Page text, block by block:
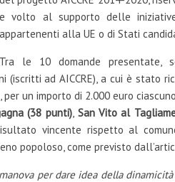
e volto al supporto delle
appartenenti alla UE o di Stati
Tra le 10 domande presentate,
ad AICCRE), a cui è stato
per un importo di 2.000 euro
(38 punti),San Vito al
vincente rispetto al
popoloso, come previsto
per dare idea della